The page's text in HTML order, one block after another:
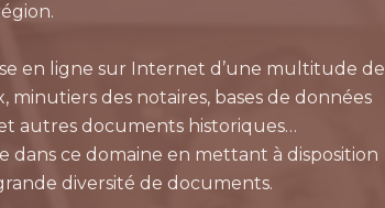
en ligne sur Internet d’une multitude de
minutiers des notaires, bases de données
autres documents historiques…
dans ce domaine en mettant à disposition
diversité de documents.